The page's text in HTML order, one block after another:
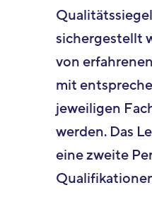
sichergestellt
von
mit
jeweiligen
werden. Das
eine zweite